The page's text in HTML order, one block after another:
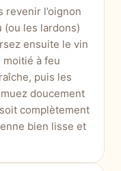
revenir l’oignon
(ou les lardons)
ensuite le vin
à feu
puis les
doucement
complètement
bien lisse et